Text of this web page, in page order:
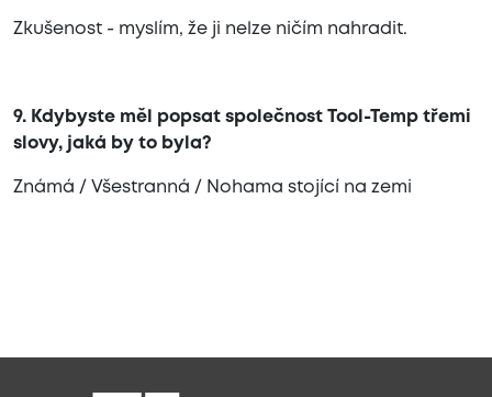
Zkušenost - myslím, že ji nelze ničím nahradit.
9. Kdybyste měl popsat společnost Tool-Temp třemi
slovy, jaká by to byla?
Známá / Všestranná / Nohama stojící na zemi